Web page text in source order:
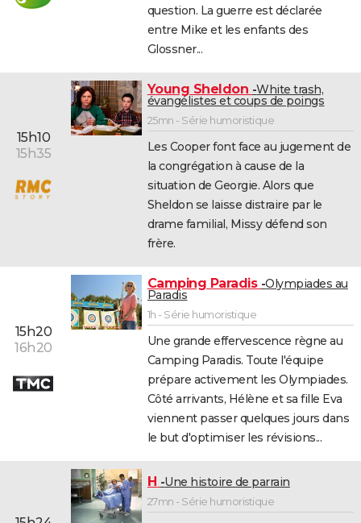
question. La guerre est déclarée
entre Mike et les enfants des
Glossner...
15h10
15h35
Young Sheldon White trash,
évangélistes et coups de poings
25mn - Série humoristique
Les Cooper font face au jugement de
la congrégation à cause de la
situation de Georgie. Alors que
Sheldon se laisse distraire par le
drame familial, Missy défend son
frère.
15h20
16h20
Camping Paradis Olympiades au
Paradis
1h - Série humoristique
Une grande effervescence règne au
Camping Paradis. Toute l'équipe
prépare activement les Olympiades.
Côté arrivants, Hélène et sa fille Eva
viennent passer quelques jours dans
le but d'optimiser les révisions...
H Une histoire de parrain
27mn - Série humoristique